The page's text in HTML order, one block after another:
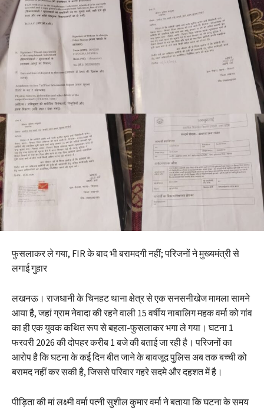
फुसलाकर ले गया, FIR के बाद भी बरामदगी नहीं; परिजनों ने मुख्यमंत्री से
लगाई गुहार
लखनऊ। राजधानी के चिनहट थाना क्षेत्र से एक सनसनीखेज मामला सामने
आया है, जहां ग्राम नेवादा की रहने वाली 15 वर्षीय नाबालिग महक वर्मा को गांव
का ही एक युवक कथित रूप से बहला-फुसलाकर भगा ले गया। घटना 1
फरवरी 2026 की दोपहर करीब 1 बजे की बताई जा रही है। परिजनों का
आरोप है कि घटना के कई दिन बीत जाने के बावजूद पुलिस अब तक बच्ची को
बरामद नहीं कर सकी है, जिससे परिवार गहरे सदमे और दहशत में है।
पीड़िता की मां लक्ष्मी वर्मा पत्नी सुशील कुमार वर्मा ने बताया कि घटना के समय